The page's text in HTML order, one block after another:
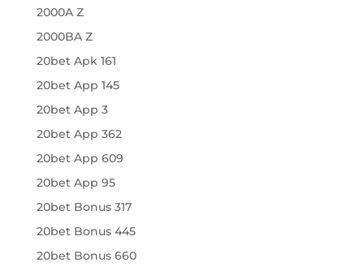
2000A Z
2000BA Z
20bet Apk 161
20bet App 145
20bet App 3
20bet App 362
20bet App 609
20bet App 95
20bet Bonus 317
20bet Bonus 445
20bet Bonus 660